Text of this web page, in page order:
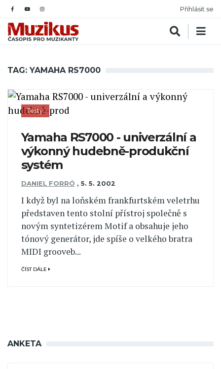
Přihlásit se
TAG: YAMAHA RS7000
Testy
Yamaha RS7000 - univerzální a
výkonný hudebně-produkční
systém
DANIEL FORRÓ , 5. 5. 2002
I když byl na loňském frankfurtském veletrhu
představen tento stolní přístroj společně s
novým syntetizérem Motif a obsahuje jeho
tónový generátor, jde spíše o velkého bratra
MIDI grooveb...
ČÍST DÁLE
ANKETA